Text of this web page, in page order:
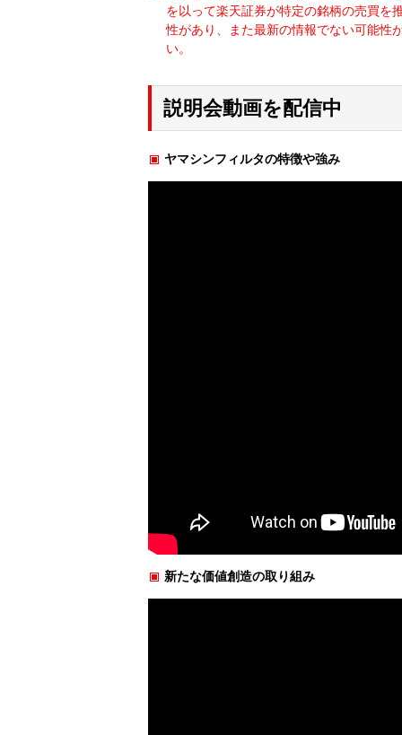
を以って楽天証券が特定の銘柄の売買を
性があり、また最新の情報でない可能性
い。
説明会動画を配信中
ヤマシンフィルタの特徴や強み
新たな価値創造の取り組み